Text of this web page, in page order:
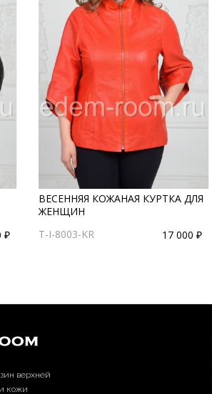
₽
ВЕСЕННЯЯ КОЖАНАЯ КУРТКА ДЛЯ
ЖЕНЩИН
T-I-8003-KR
17 000 ₽
верхней
кожи